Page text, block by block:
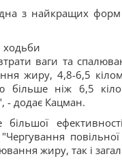
з найкращих форм
ходьби
ваги та
жиру, 4,8-6,5
більше ніж 6,5
- додає Кацман.
жиру, так і